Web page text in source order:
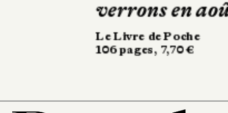
Armand Colin